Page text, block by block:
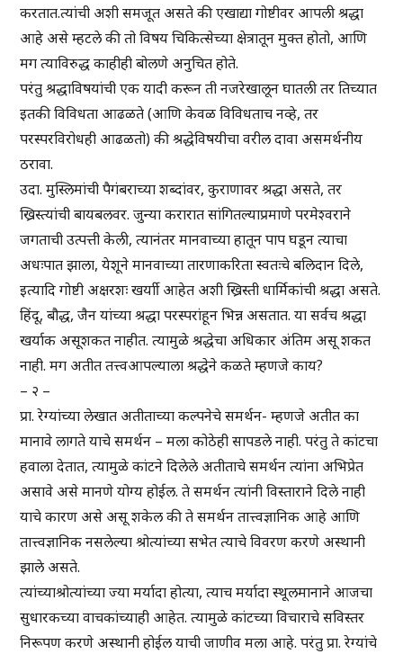
करतात.त्यांची अशी समजूत असते की एखाद्या गोष्टीवर आपली श्रद्धा
आहे असे म्हटले की तो विषय चिकित्सेच्या क्षेत्रातून मुक्त होतो, आणि
मग त्याविरुद्ध काहीही बोलणे अनुचित होते.
परंतु श्रद्धाविषयांची एक यादी करून ती नजरेखालून घातली तर तिच्यात
इतकी विविधता आढळते (आणि केवळ विविधताच नव्हे, तर
परस्परविरोधही आढळतो) की श्रद्धेविषयीचा वरील दावा असमर्थनीय
ठरावा.
उदा. मुस्लिमांची पैगंबराच्या शब्दांवर, कुराणावर श्रद्धा असते, तर
ख्रिस्त्यांची बायबलवर. जुन्या करारात सांगितल्याप्रमाणे परमेश्वराने
जगताची उत्पत्ती केली, त्यानंतर मानवाच्या हातून पाप घडून त्याचा
अधःपात झाला, येशूने मानवाच्या तारणाकरिता स्वतःचे बलिदान दिले,
इत्यादि गोष्टी अक्षरशः खर्याी आहेत अशी ख्रिस्ती धार्मिकांची श्रद्धा असते.
हिंदू, बौद्ध, जैन यांच्या श्रद्धा परस्परांहून भिन्न असतात. या सर्वच श्रद्धा
खर्याक असूशकत नाहीत. त्यामुळे श्रद्धेचा अधिकार अंतिम असू शकत
नाही. मग अतीत तत्त्वआपल्याला श्रद्धेने कळते म्हणजे काय?
– २ –
प्रा. रेग्यांच्या लेखात अतीताच्या कल्पनेचे समर्थन- म्हणजे अतीत का
मानावे लागते याचे समर्थन – मला कोठेही सापडले नाही. परंतु ते कांटचा
हवाला देतात, त्यामुळे कांटने दिलेले अतीताचे समर्थन त्यांना अभिप्रेत
असावे असे मानणे योग्य होईल. ते समर्थन त्यांनी विस्ताराने दिले नाही
याचे कारण असे असू शकेल की ते समर्थन तात्त्वज्ञानिक आहे आणि
तात्त्वज्ञानिक नसलेल्या श्रोत्यांच्या सभेत त्याचे विवरण करणे अस्थानी
झाले असते.
त्यांच्याश्रोत्यांच्या ज्या मर्यादा होत्या, त्याच मर्यादा स्थूलमानाने आजचा
सुधारकच्या वाचकांच्याही आहेत. त्यामुळे कांटच्या विचाराचे सविस्तर
निरूपण करणे अस्थानी होईल याची जाणीव मला आहे. परंतु प्रा. रेग्यांचे